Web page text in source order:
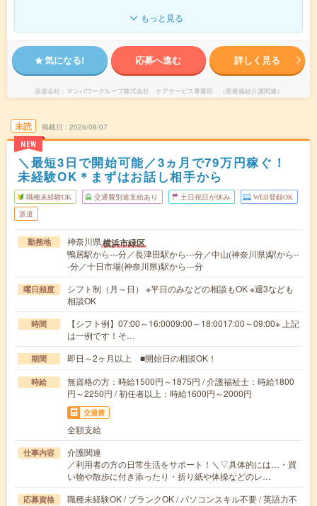
もっと見る
気になる! 応募へ進む 詳しく見る
派遣会社 マンパワーグループ株式会社 ケアサービス事業部 （医療福祉介護関連）
未読
NEW
掲載日 2026/08/07
＼最短3日で開始可能／3ヵ月で79万円稼ぐ！
未経験OK＊まずはお話し相手から
職種未経験OK 交通費別途支給あり 土日祝日が休み WEB登録OK
派遣
勤務地 神奈川県横浜市緑区
鴨居駅から---分／長津田駅から---分／中山(神奈川県)駅から--
-分／十日市場(神奈川県)駅から---分
曜日頻度
シフト制（月～日） ※平日のみなどの相談もOK ※週3なども
相談OK
時間
【シフト例】07:00～16:0009:00～18:0017:00～09:00※ 上記
は一例です！そ…
期間 即日～2ヶ月以上 ■開始日の相談OK！
時給
無資格の方：時給1500円～1875円 / 介護福祉士：時給1800
円～2250円 / 初任者以上：時給1600円～2000円
交通費
全額支給
仕事内容
介護関連
／利用者の方の日常生活をサポート！＼▽具体的には…・買
い物や散歩に付き添ったり・折り紙や体操などのレ…
応募資格
職種未経験OK / ブランクOK / パソコンスキル不要 / 英語力不